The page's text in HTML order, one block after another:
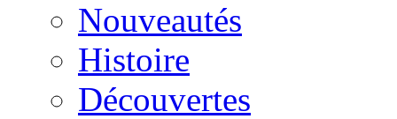
Nouveautés
Histoire
Découvertes